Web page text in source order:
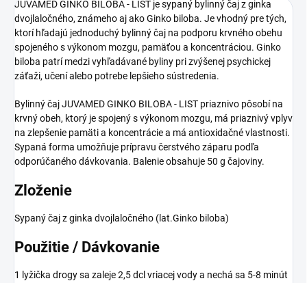
JUVAMED GINKO BILOBA - LIST je sypaný bylinný čaj z ginka
dvojlaločného, známeho aj ako Ginko biloba. Je vhodný pre tých,
ktorí hľadajú jednoduchý bylinný čaj na podporu krvného obehu
spojeného s výkonom mozgu, pamäťou a koncentráciou. Ginko
biloba patrí medzi vyhľadávané byliny pri zvýšenej psychickej
záťaži, učení alebo potrebe lepšieho sústredenia.
Bylinný čaj JUVAMED GINKO BILOBA - LIST priaznivo pôsobí na
krvný obeh, ktorý je spojený s výkonom mozgu, má priaznivý vplyv
na zlepšenie pamäti a koncentrácie a má antioxidačné vlastnosti.
Sypaná forma umožňuje prípravu čerstvého záparu podľa
odporúčaného dávkovania. Balenie obsahuje 50 g čajoviny.
Zloženie
Sypaný čaj z ginka dvojlaločného (lat.Ginko biloba)
Použitie / Dávkovanie
1 lyžička drogy sa zaleje 2,5 dcl vriacej vody a nechá sa 5-8 minút